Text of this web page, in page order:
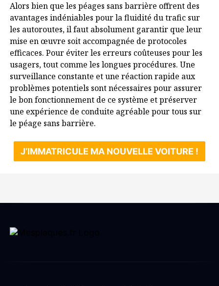
Alors bien que les péages sans barrière offrent des
avantages indéniables pour la fluidité du trafic sur
les autoroutes, il faut absolument garantir que leur
mise en œuvre soit accompagnée de protocoles
efficaces. Pour éviter les erreurs coûteuses pour les
usagers, tout comme les longues procédures. Une
surveillance constante et une réaction rapide aux
problèmes potentiels sont nécessaires pour assurer
le bon fonctionnement de ce système et préserver
une expérience de conduite agréable pour tous sur
le péage sans barrière.
J’IMMATRICULE MA NOUVELLE VOITURE !